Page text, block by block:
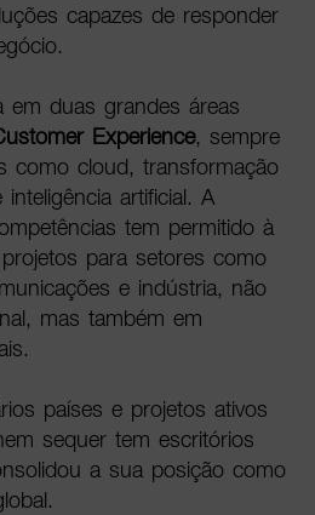
capazes de responder
em duas grandes áreas
Experience, sempre
como cloud, transformação
artificial. A
tem permitido à
para setores como
e indústria, não
mas também em
países e projetos ativos
sequer tem escritórios
a sua posição como